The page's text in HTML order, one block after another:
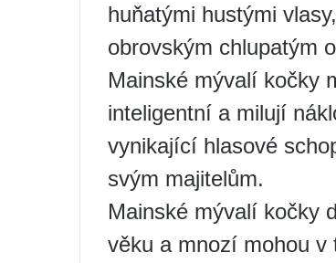
huňatými hustými
obrovským chlupatým
Mainské mývalí kočky
inteligentní a milují
vynikající hlasové
svým majitelům.
Mainské mývalí kočky
věku a mnozí mohou v